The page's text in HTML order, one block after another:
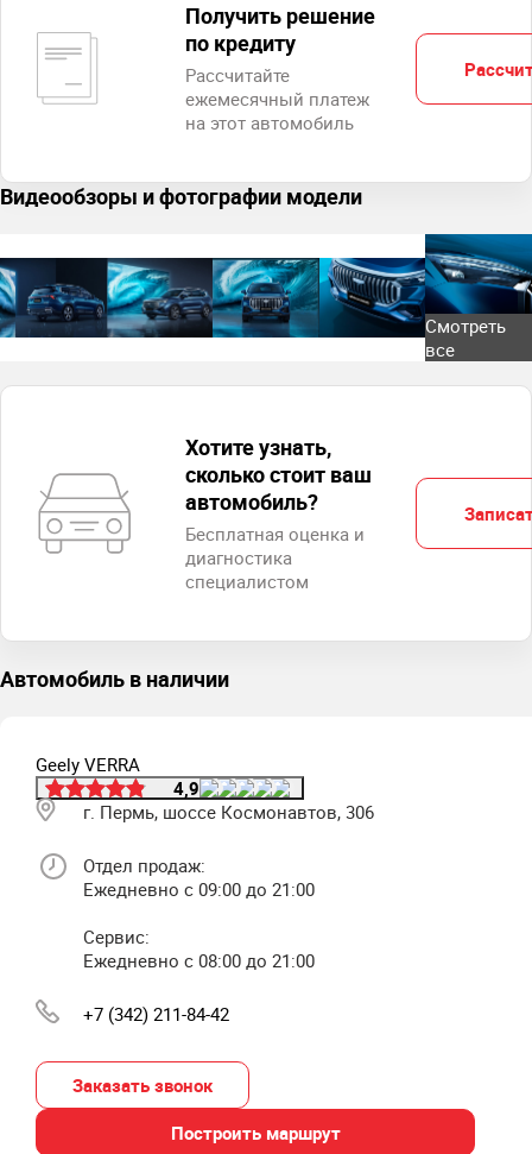
Получить решение
по кредиту
Рассчитайте
ежемесячный платеж
на этот автомобиль
Видеообзоры и фотографии модели
Смотреть
все
Хотите узнать,
сколько стоит ваш
автомобиль?
Бесплатная оценка и
диагностика
специалистом
Автомобиль в наличии
Geely VERRA
4,9
г. Пермь, шоссе Космонавтов, 306
Отдел продаж:
Ежедневно с 09:00 до 21:00
Сервис:
Ежедневно с 08:00 до 21:00
+7 (342) 211-84-42
Заказать звонок
Построить маршрут